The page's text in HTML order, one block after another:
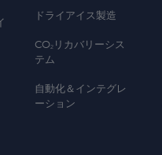
ドライアイス製造
CO2リカバリーシス
テム
自動化＆インテグレ
ーション